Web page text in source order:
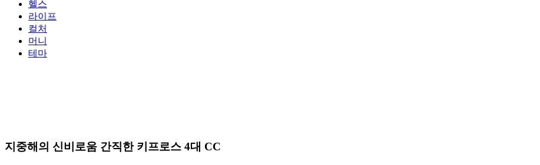
헬스
라이프
컬처
머니
테마
지중해의 신비로움 간직한 키프로스 4대 CC